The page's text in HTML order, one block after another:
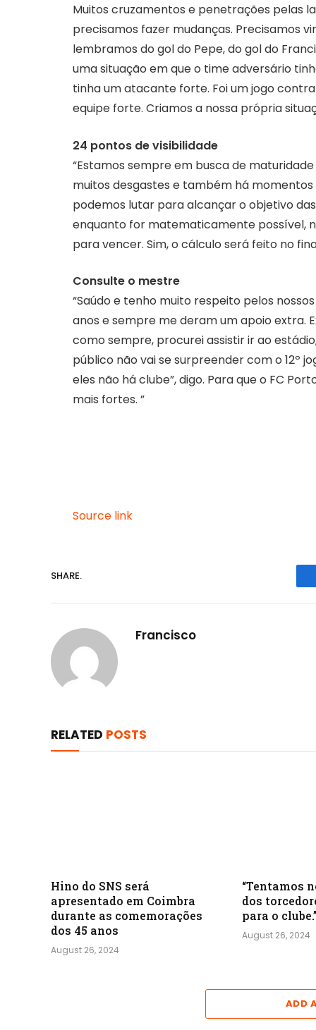
Muitos cruzamentos e penetrações pelas
precisamos fazer mudanças. Precisamos
lembramos do gol do Pepe, do gol do
uma situação em que o time adversário
tinha um atacante forte. Foi um jogo
equipe forte. Criamos a nossa própria
24 pontos de visibilidade
“Estamos sempre em busca de
muitos desgastes e também há
podemos lutar para alcançar o objetivo
enquanto for matematicamente possível,
para vencer. Sim, o cálculo será feito no
Consulte o mestre
“Saúdo e tenho muito respeito pelos
anos e sempre me deram um apoio extra.
como sempre, procurei assistir ir ao
público não vai se surpreender com o 12º
eles não há clube”, digo. Para que o FC
mais fortes. ”
Source link
SHARE.
Francisco
RELATED POSTS
Hino do SNS será
apresentado em Coimbra
durante as comemorações
dos 45 anos
August 26, 2024
“Tentamos
dos
para o
August 26, 2024
ADD